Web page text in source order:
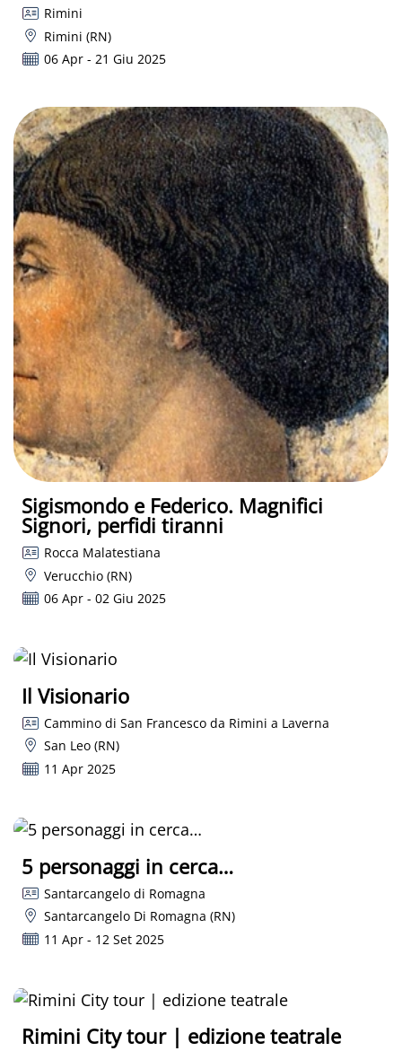
Rimini
Rimini (RN)
06 Apr - 21 Giu 2025
Sigismondo e Federico. Magnifici
Signori, perfidi tiranni
Rocca Malatestiana
Verucchio (RN)
06 Apr - 02 Giu 2025
Il Visionario
Cammino di San Francesco da Rimini a Laverna
San Leo (RN)
11 Apr 2025
5 personaggi in cerca…
Santarcangelo di Romagna
Santarcangelo Di Romagna (RN)
11 Apr - 12 Set 2025
Rimini City tour | edizione teatrale